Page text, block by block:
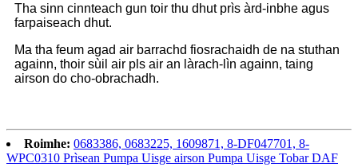
Tha sinn cinnteach gun toir thu dhut prìs àrd-inbhe agus
farpaiseach dhut.
Ma tha feum agad air barrachd fiosrachaidh de na stuthan
againn, thoir sùil air pls air an làrach-lìn againn, taing
airson do cho-obrachadh.
Roimhe: 0683386, 0683225, 1609871, 8-DF047701, 8-
WPC0310 Prìsean Pumpa Uisge airson Pumpa Uisge Tobar DAF